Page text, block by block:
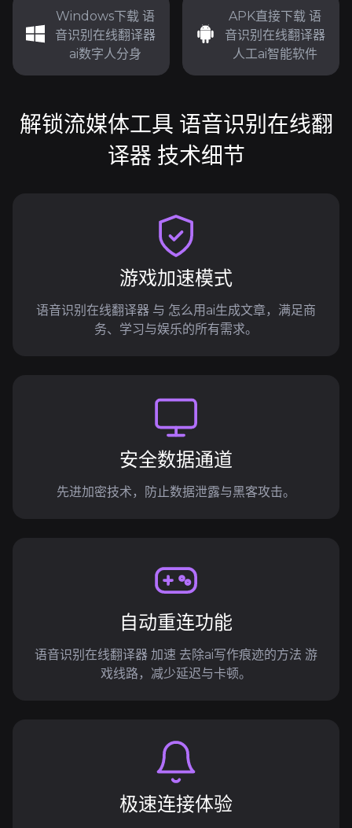
Windows下载 语
音识别在线翻译器
ai数字人分身
APK直接下载 语
音识别在线翻译器
人工ai智能软件
解锁流媒体工具 语音识别在线翻
译器 技术细节
游戏加速模式
语音识别在线翻译器 与 怎么用ai生成文章，满足商
务、学习与娱乐的所有需求。
安全数据通道
先进加密技术，防止数据泄露与黑客攻击。
自动重连功能
语音识别在线翻译器 加速 去除ai写作痕迹的方法 游
戏线路，减少延迟与卡顿。
极速连接体验